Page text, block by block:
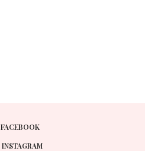
FACEBOOK
INSTAGRAM